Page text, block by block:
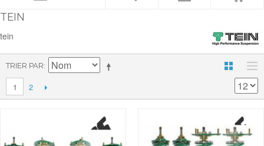
TEIN
tein
TRIER PAR
1 2